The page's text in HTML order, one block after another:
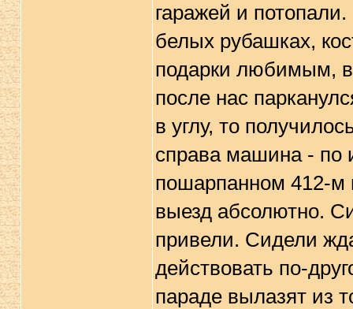
гаражей и
белых рубашках,
подарки любимым,
после нас
в углу, то
справа машина - по
пошарпанном 412-м
выезд абсолютно.
привели. Сидели
действовать по-
параде вылазят из